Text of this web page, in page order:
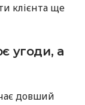
клієнта ще
угоди, а
довший